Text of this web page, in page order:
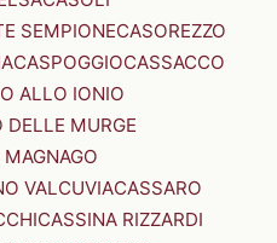
SEMPIONECASOREZZO
CASPOGGIOCASSACCO
ALLO IONIO
DELLE MURGE
VALCUVIACASSARO
CASSINA RIZZARDI